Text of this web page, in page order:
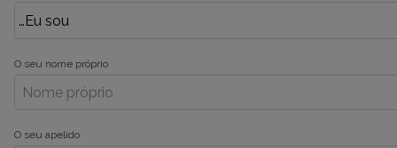
O seu nome próprio
O seu apelido